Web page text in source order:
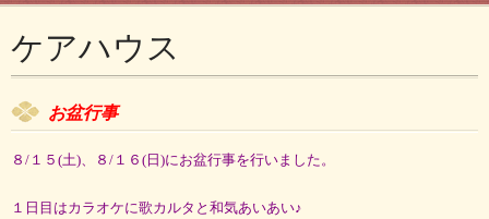
ケアハウス
お盆行事
８/１５(土)、８/１６(日)にお盆行事を行いました。
１日目はカラオケに歌カルタと和気あいあい♪